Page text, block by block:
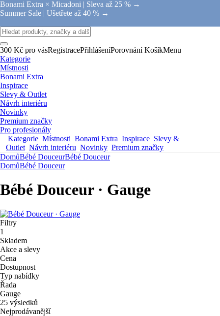
Bonami Extra × Micadoni | Sleva až 25 % →
Summer Sale | Ušetřete až 40 % →
300 Kč pro vásRegistracePřihlášeníPorovnání KošíkMenu
Kategorie
Místnosti
Bonami Extra
Inspirace
Slevy & Outlet
Návrh interiéru
Novinky
Premium značky
Pro profesionály
Kategorie Místnosti Bonami Extra Inspirace Slevy &
Outlet Návrh interiéru Novinky Premium značky
DomůBébé DouceurBébé Douceur
DomůBébé Douceur
Bébé Douceur · Gauge
Filtry
1
Skladem
Akce a slevy
Cena
Dostupnost
Typ nabídky
Řada
Gauge
25 výsledků
Nejprodávanější